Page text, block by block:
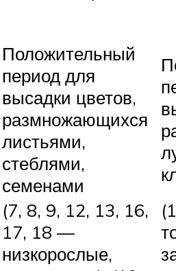
Положительный
период для
высадки цветов,
размножающихся
листьями,
стеблями,
семенами
(7, 8, 9, 12, 13, 16,
17, 18 —
низкорослые,